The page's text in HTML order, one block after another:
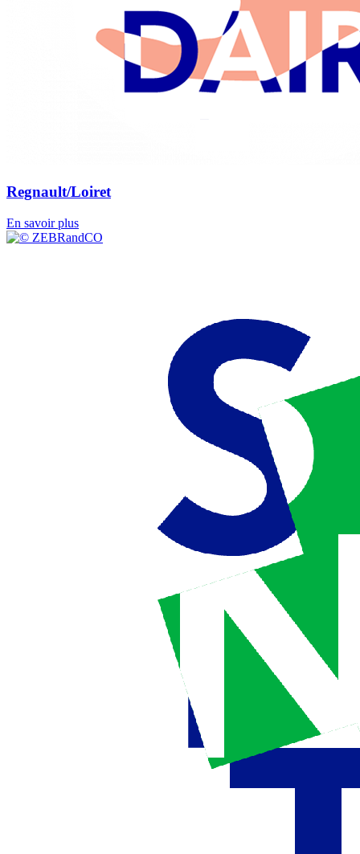
Regnault/Loiret
En savoir plus